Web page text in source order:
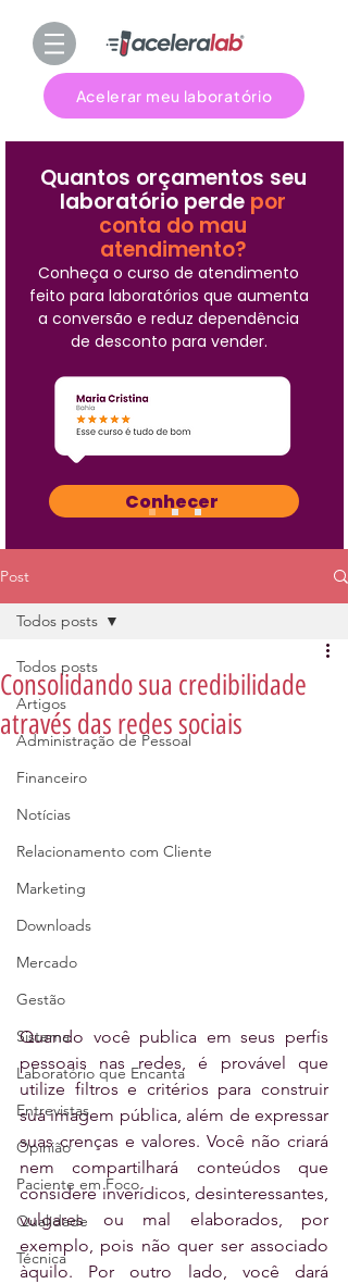
Acelerar meu laboratório
Quantos orçamentos seu
laboratório perde por
conta do mau
atendimento?
Conheça o curso de atendimento
feito para laboratórios que aumenta
a conversão e reduz dependência
de desconto para vender.
Conhecer
Post
Todos posts
Artigos
Administração de Pessoal
Financeiro
Notícias
Relacionamento com Cliente
Marketing
Downloads
Mercado
Gestão
Sistema
Laboratório que Encanta
Entrevistas
Opinião
Paciente em Foco
Qualidade
Técnica
Todos posts
Consolidando sua credibilidade
através das redes sociais
Quando você publica em seus perfis
pessoais nas redes, é provável que
utilize filtros e critérios para construir
sua imagem pública, além de expressar
suas crenças e valores. Você não criará
nem compartilhará conteúdos que
considere inverídicos, desinteressantes,
vulgares ou mal elaborados, por
exemplo, pois não quer ser associado
àquilo. Por outro lado, você dará